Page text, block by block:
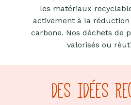
les matériaux
activement à la
carbone. Nos déchets de
valorisés ou
DES IDÉES